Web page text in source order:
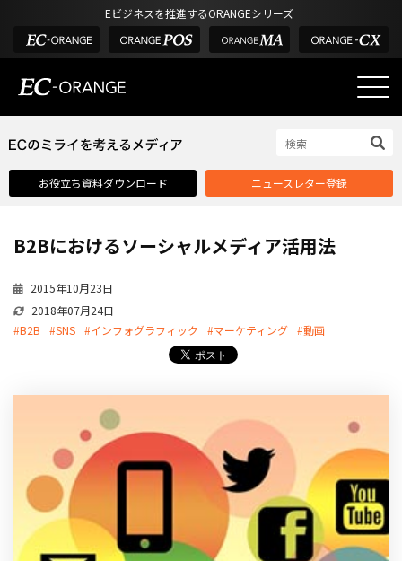
Eビジネスを推進するORANGEシリーズ
選ばれる理由
課題解決例
機能一覧
外部サービス連携
特長
ショッピングモール型 EC
マルチテナント、マルチブランドなど
通販受注対応
ECと通販の連動を可能に
お役立ち資料ダウンロード ニュースレター登録
B2Bにおけるソーシャルメディア活用法
2015年10月23日
2018年07月24日
#B2B
#SNS #インフォグラフィック #マーケティング #動画